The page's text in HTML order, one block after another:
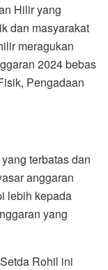
Hilir yang
dan masyarakat
meragukan
2024 bebas
Pengadaan
terbatas dan
anggaran
lebih kepada
yang
Rohil ini